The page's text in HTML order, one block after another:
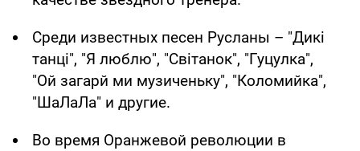
Среди известных песен Русланы – "Дикі
танці", "Я люблю", "Світанок", "Гуцулка",
"Ой загарй ми музиченьку", "Коломийка",
"ШаЛаЛа" и другие.
Во время Оранжевой революции в